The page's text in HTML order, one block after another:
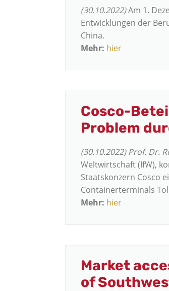
(30.10.2022)Am 1.
Entwicklungen der
China.
Mehr: hier
Cosco-
Problem
(30.10.2022) Prof. Dr.
Weltwirtschaft (IfW),
Staatskonzern Cosco
Containerterminals
Mehr: hier
Market
of